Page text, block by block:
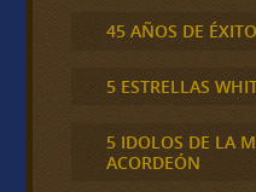
45 AÑOS DE ÉXITO
5 ESTRELLAS
5 IDOLOS DE LA
ACORDEÓN